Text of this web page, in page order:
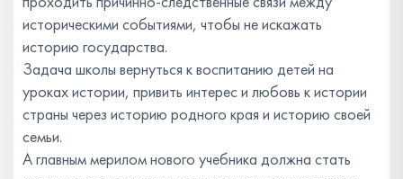
историческими событиями, чтобы не искажать
историю государства.
Задача школы вернуться к воспитанию детей на
уроках истории, привить интерес и любовь к истории
страны через историю родного края и историю своей
семьи.
А главным мерилом нового учебника должна стать